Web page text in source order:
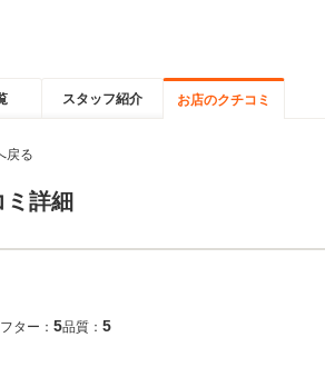
スタッフ紹介 お店のクチコミ
戻る
詳細
ター： 5品質： 5